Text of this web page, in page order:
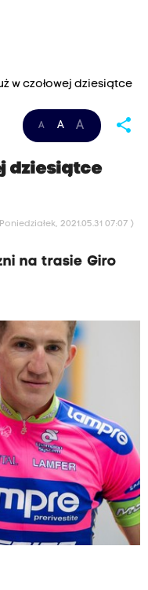
w czołowej dziesiątce
A A A share
dziesiątce
2021.05.31 07:07 )
na trasie Giro